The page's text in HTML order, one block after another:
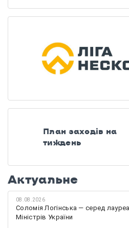
План заходів на
тиждень
Актуальне
08.08.2026
Соломія Логінська — серед
Міністрів України